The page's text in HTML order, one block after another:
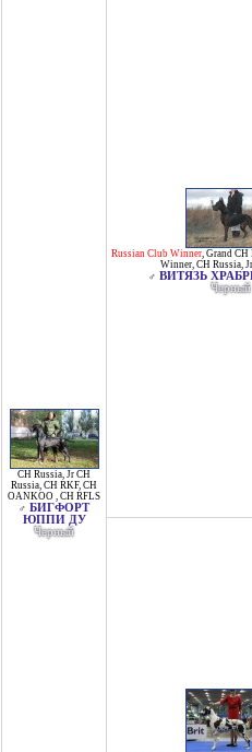
CH Russia, Jr CH
Russia, CH RKF, CH
OANKOO , CH RFLS
♂ БИГФОРТ
ЮППИ ДУ
Черный
Russian Club Winner, Grand CH
Winner, CH Russia,
♂ ВИТЯЗЬ
Черный